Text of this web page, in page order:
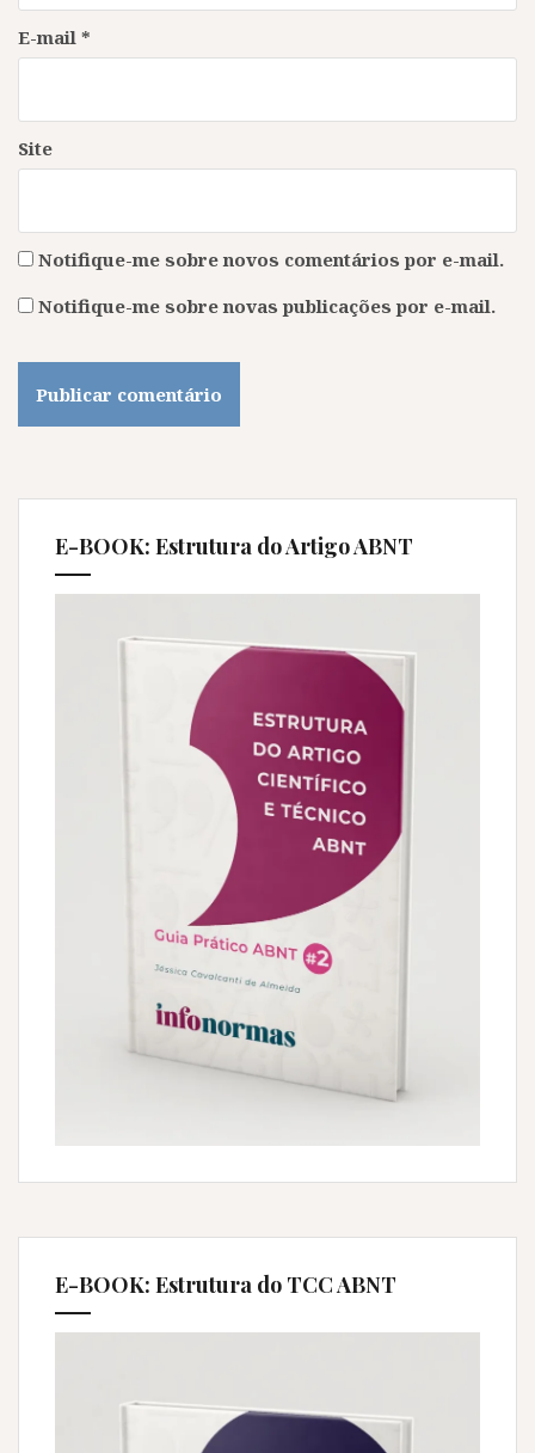
E-mail *
Site
Notifique-me sobre novos comentários por e-mail.
Notifique-me sobre novas publicações por e-mail.
E-BOOK: Estrutura do Artigo ABNT
E-BOOK: Estrutura do TCC ABNT